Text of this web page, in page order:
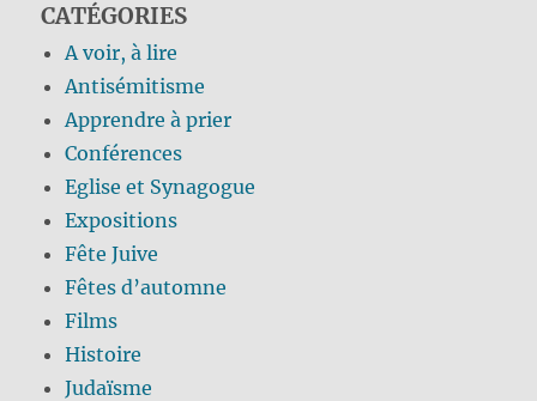
CATÉGORIES
A voir, à lire
Antisémitisme
Apprendre à prier
Conférences
Eglise et Synagogue
Expositions
Fête Juive
Fêtes d’automne
Films
Histoire
Judaïsme